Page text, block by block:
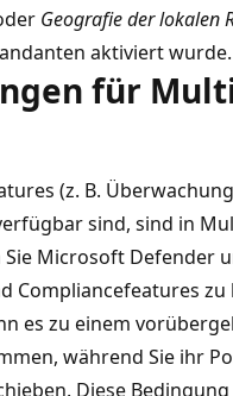
Geografie der lokalen
aktiviert wurde.
für
(z. B.
sind, sind in
Microsoft Defender
Compliancefeatures
es zu einem
während Sie ihr
Diese